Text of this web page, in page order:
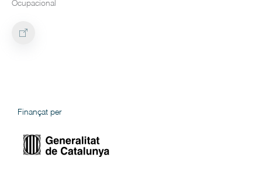
Ocupacional
Finançat per